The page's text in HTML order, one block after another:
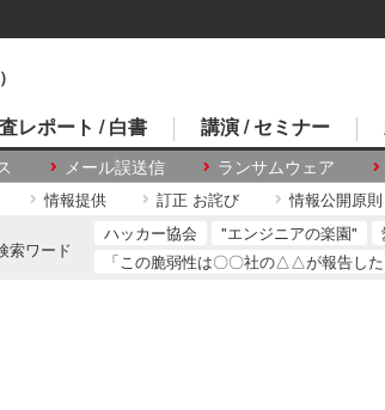
メール誤送信 ランサムウェア
レポート / 白書 講演 / セミナー
情報提供 訂正 お詫び 情報公開原則
索ワード
ハッカー協会 "エンジニアの楽園"
「この脆弱性は〇〇社の△△が報告した